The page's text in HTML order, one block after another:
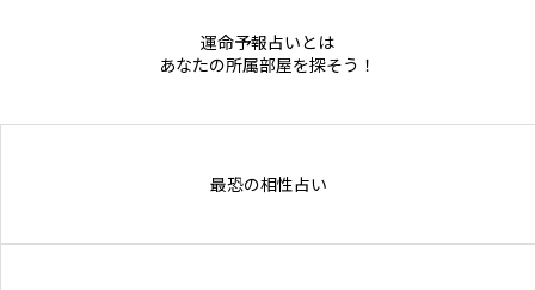
運命予報占いとは
あなたの所属部屋を探そう！
最恐の相性占い